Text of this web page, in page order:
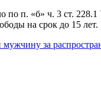
по п. «б» ч. 3 ст.
на срок до 15
за